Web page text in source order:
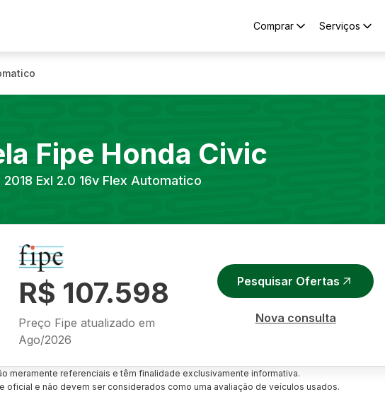
Comprar Serviços
Fipe Honda Civic
2018 Exl 2.0 16v Flex Automatico
R$ 107.598
Preço Fipe atualizado em
Ago/2026
Pesquisar Ofertas
Nova consulta
meramente referenciais e têm finalidade exclusivamente informativa.
oficial e não devem ser considerados como uma avaliação de veículos usados.